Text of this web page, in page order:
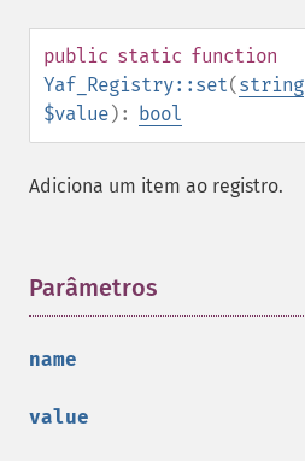
public static function
Yaf_Registry::set(string
$value): bool
Adiciona um item ao registro.
Parâmetros
name
value